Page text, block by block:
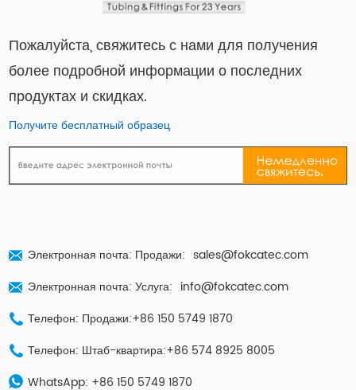
Пожалуйста, свяжитесь с нами для получения
более подробной информации о последних
продуктах и ​​скидках.
Получите бесплатный образец
Электронная почта: Продажи: sales@fokcatec.com
Электронная почта: Услуга: info@fokcatec.com
Телефон: Продажи:+86 150 5749 1870
Телефон: Штаб-квартира:+86 574 8925 8005
WhatsApp: +86 150 5749 1870